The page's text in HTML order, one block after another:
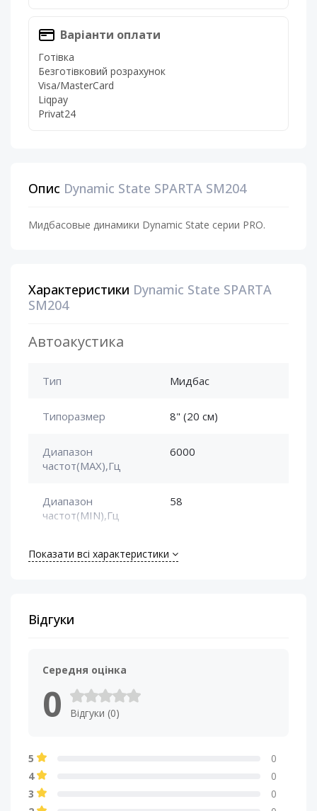
Варіанти оплати
Готівка
Безготівковий розрахунок
Visa/MasterCard
Liqpay
Privat24
Опис Dynamic State SPARTA SM204
Мидбасовые динамики Dynamic State серии PRO.
Характеристики Dynamic State SPARTA
SM204
Автоакустика
Тип Мидбас
Типоразмер 8" (20 см)
Диапазон
частот(MAX),Гц
6000
Диапазон
частот(MIN),Гц
58
Звуковая катушка,
дюйм/мм
2" (51 мм)
мощность (Max),Вт
Материал подвеса
Минимальная
мощность
Номинальная
Показати всі характеристики
Відгуки
Середня оцінка
0 Відгуки (0)
5
0
4
0
3
0